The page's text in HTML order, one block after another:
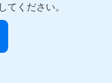
てください。